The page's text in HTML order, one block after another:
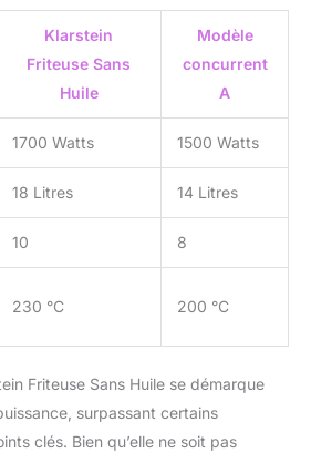
Klarstein
Friteuse Sans
Huile
Modèle
concurrent
A
1700 Watts 1500 Watts
18 Litres 14 Litres
10 8
230 °C 200 °C
Friteuse Sans Huile se démarque
surpassant certains
clés. Bien qu’elle ne soit pas